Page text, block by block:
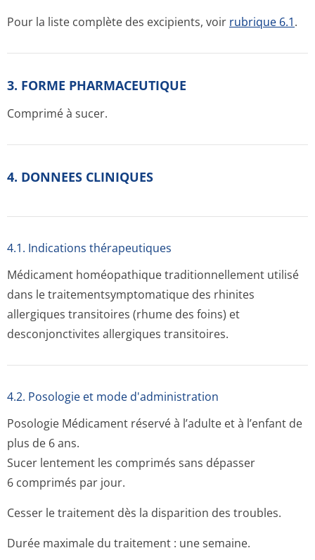
Pour la liste complète des excipients, voir rubrique 6.1.
3. FORME PHARMACEUTIQUE
Comprimé à sucer.
4. DONNEES CLINIQUES
4.1. Indications thérapeutiques
Médicament homéopathique traditionnellement utilisé
dans le traitementsym­ptomatique des rhinites
allergiques transitoires (rhume des foins) et
desconjonctivites allergiques transitoires.
4.2. Posologie et mode d'administration
Posologie Médicament réservé à l’adulte et à l’enfant de
plus de 6 ans.
Sucer lentement les comprimés sans dépasser
6 comprimés par jour.
Cesser le traitement dès la disparition des troubles.
Durée maximale du traitement : une semaine.